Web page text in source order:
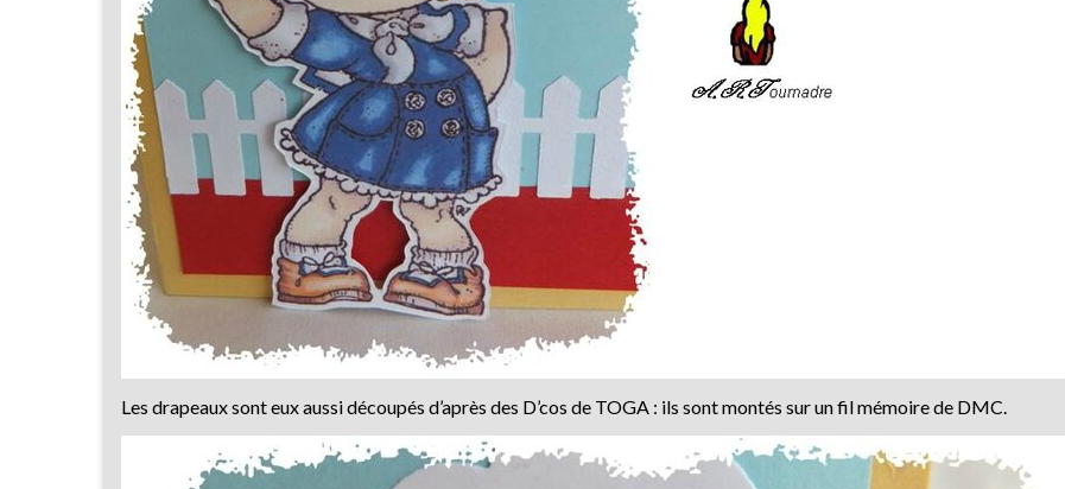
Les drapeaux sont eux aussi découpés d’après des D’cos de TOGA : ils sont montés sur un fil mémoire de DMC.